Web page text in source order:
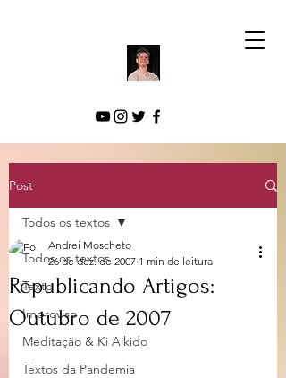
Post
Todos os textos
Texto
Improviso
Meditação & Ki Aikido
Textos da Pandemia
Todos os textos
Republicando Artigos:
Outubro de 2007
Andrei Moscheto
26 de dez. de 2007 1 min de leitura